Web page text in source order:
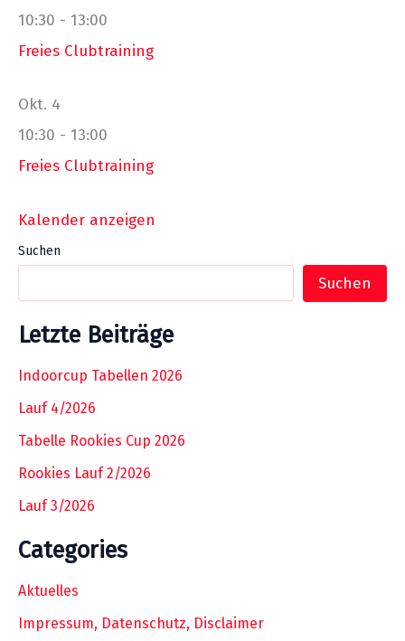
10:30 - 13:00
Freies Clubtraining
Okt. 4
10:30 - 13:00
Freies Clubtraining
Kalender anzeigen
Suchen
Suchen
Letzte Beiträge
Indoorcup Tabellen 2026
Lauf 4/2026
Tabelle Rookies Cup 2026
Rookies Lauf 2/2026
Lauf 3/2026
Categories
Aktuelles
Impressum, Datenschutz, Disclaimer